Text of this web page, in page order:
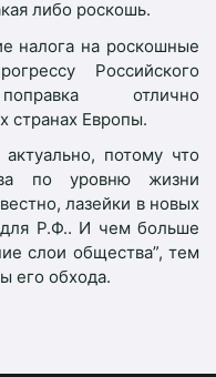
либо роскошь.
налога на роскошные
Российского
поправка отлично
странах Европы.
потому что
по уровню жизни
лазейки в новых
для Р.Ф.. И чем больше
слои общества”, тем
его обхода.